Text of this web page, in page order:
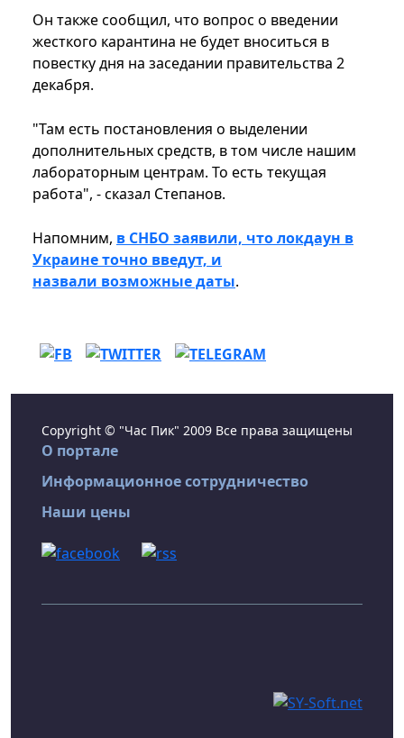
Он также сообщил, что вопрос о введении
жесткого карантина не будет вноситься в
повестку дня на заседании правительства 2
декабря.
"Там есть постановления о выделении
дополнительных средств, в том числе нашим
лабораторным центрам. То есть текущая
работа", - сказал Степанов.
Напомним, в СНБО заявили, что локдаун в
Украине точно введут, и
назвали возможные даты.
Copyright © "Час Пик" 2009 Все права защищены
О портале
Информационное сотрудничество
Наши цены